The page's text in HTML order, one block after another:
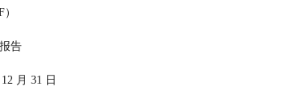
）
报告
2025 年 12 月 31 日